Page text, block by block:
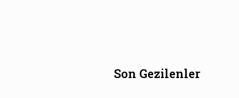
Son Gezilenler